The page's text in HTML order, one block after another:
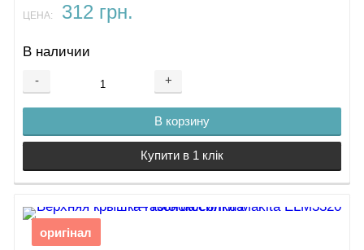
ЦЕНА: 312 грн.
В наличии
- +
В корзину
Купити в 1 клік
оригінал